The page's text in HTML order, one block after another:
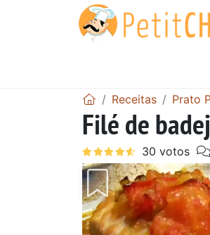
Receitas Prato
Filé de